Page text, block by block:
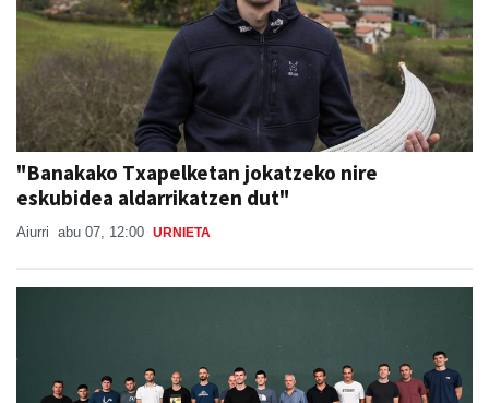
"Banakako Txapelketan jokatzeko nire
eskubidea aldarrikatzen dut"
Aiurri abu 07, 12:00 URNIETA